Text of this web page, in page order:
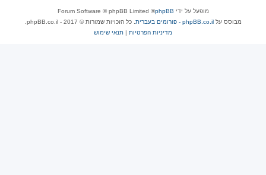
מופעל על ידי phpBB
® Forum Software © phpBB Limited
מבוסס עלphpBB.co.il - פורומים בעברית
. כל הזכויות שמורות © 2017 - phpBB.co.il.
מדיניות הפרטיות | תנאי שימוש